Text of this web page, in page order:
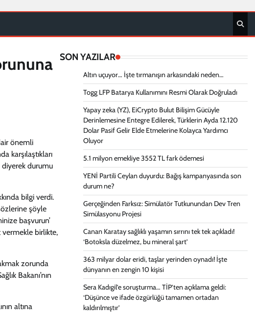
önemli
karşılaştıkları
diyerek durumu
bilgi verdi.
şöyle
başvurun’
vermekle birlikte,
zorunda
Bakanı’nın
altına
SON YAZILAR
Altın uçuyor… İşte tırmanışın arkasındaki neden…
Togg LFP Batarya Kullanımını Resmi Olarak Doğruladı
Yapay zeka (YZ), EiCrypto Bulut Bilişim Gücüyle
Derinlemesine Entegre Edilerek, Türklerin Ayda 12.120
Dolar Pasif Gelir Elde Etmelerine Kolayca Yardımcı
Oluyor
5.1 milyon emekliye 3552 TL fark ödemesi
YENİ Partili Ceylan duyurdu: Bağış kampanyasında son
durum ne?
Gerçeğinden Farksız: Simülatör Tutkunundan Dev Tren
Simülasyonu Projesi
Canan Karatay sağlıklı yaşamın sırrını tek tek açıkladı!
‘Botoksla düzelmez, bu mineral şart’
363 milyar dolar eridi, taşlar yerinden oynadı! İşte
dünyanın en zengin 10 kişisi
Sera Kadıgil’e soruşturma… TİP’ten açıklama geldi:
‘Düşünce ve ifade özgürlüğü tamamen ortadan
kaldırılmıştır’